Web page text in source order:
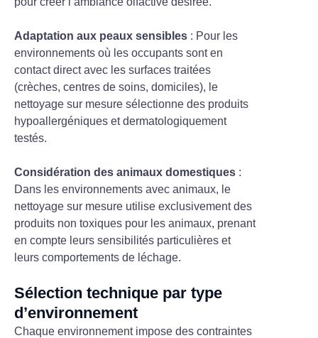
Adaptation aux peaux sensibles : Pour les
environnements où les occupants sont en
contact direct avec les surfaces traitées
(crèches, centres de soins, domiciles), le
nettoyage sur mesure sélectionne des produits
hypoallergéniques et dermatologiquement
testés.
Considération des animaux domestiques :
Dans les environnements avec animaux, le
nettoyage sur mesure utilise exclusivement des
produits non toxiques pour les animaux, prenant
en compte leurs sensibilités particulières et
leurs comportements de léchage.
Sélection technique par type
d’environnement
Chaque environnement impose des contraintes